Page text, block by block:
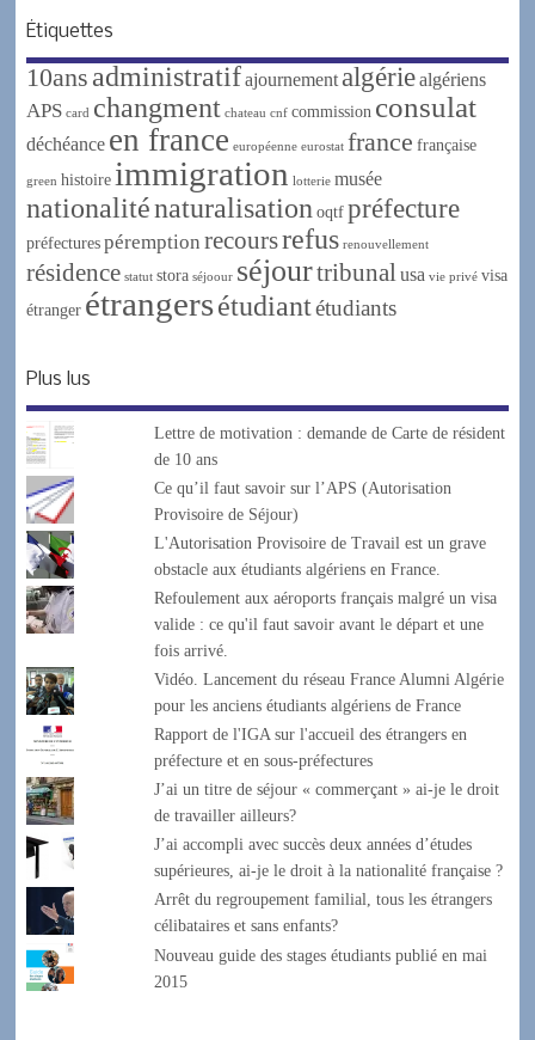
Étiquettes
10ans administratifajournement algériealgériens
APS card changment chateau cnf commission consulat
déchéance en france européenne eurostat france française
green histoire immigration lotterie musée
nationaliténaturalisation oqtf préfecture
préfectures péremption recoursrefus renouvellement
résidence statut stora séjoour séjourtribunal usa vie privé visa
étranger étrangersétudiantétudiants
Plus lus
Lettre de motivation : demande de Carte de résident
de 10 ans
Ce qu’il faut savoir sur l’APS (Autorisation
Provisoire de Séjour)
L'Autorisation Provisoire de Travail est un grave
obstacle aux étudiants algériens en France.
Refoulement aux aéroports français malgré un visa
valide : ce qu'il faut savoir avant le départ et une
fois arrivé.
Vidéo. Lancement du réseau France Alumni Algérie
pour les anciens étudiants algériens de France
Rapport de l'IGA sur l'accueil des étrangers en
préfecture et en sous-préfectures
J’ai un titre de séjour « commerçant » ai-je le droit
de travailler ailleurs?
J’ai accompli avec succès deux années d’études
supérieures, ai-je le droit à la nationalité française ?
Arrêt du regroupement familial, tous les étrangers
célibataires et sans enfants?
Nouveau guide des stages étudiants publié en mai
2015